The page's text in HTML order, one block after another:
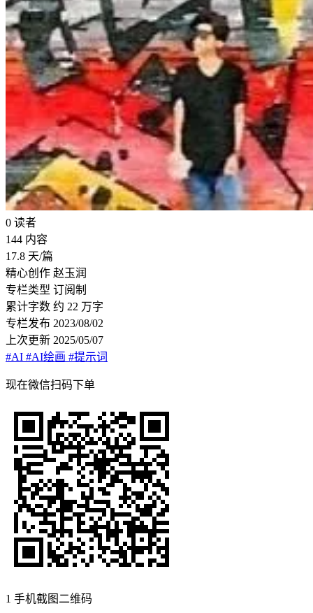
0 读者
144 内容
17.8 天/篇
精心创作 赵玉润
专栏类型 订阅制
累计字数 约 22 万字
专栏发布 2023/08/02
上次更新 2025/05/07
#AI #AI绘画 #提示词
现在微信扫码下单
1 手机截图二维码